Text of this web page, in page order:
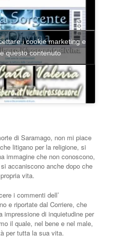
i cookie marketing e
questo contenuto
di Saramago, non mi piace
litigano per la religione, si
immagine che non conoscono,
accaniscono anche dopo che
vita.
i commenti dell’
e riportate dal Corriere, che
impressione di inquietudine per
il quale, nel bene e nel male,
per tutta la sua vita.